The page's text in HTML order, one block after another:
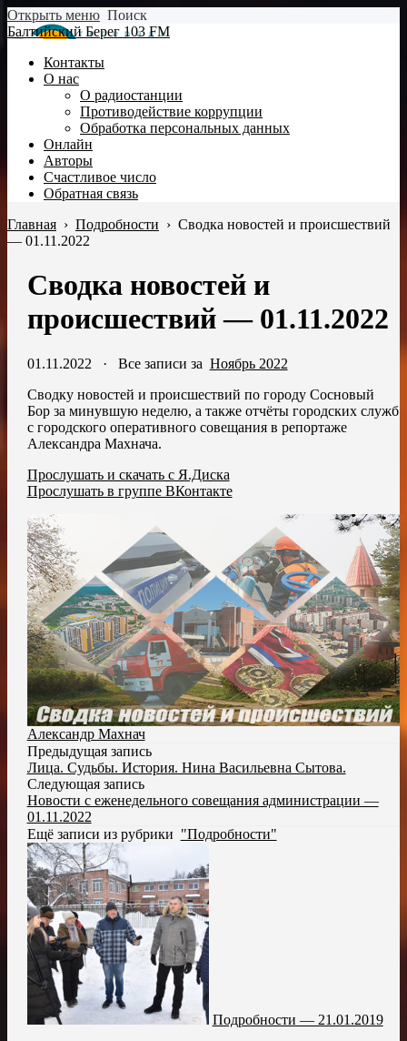
Открыть меню Поиск
Балтийский Берег 103 FM
Контакты
О нас
О радиостанции
Противодействие коррупции
Обработка персональных данных
Онлайн
Авторы
Счастливое число
Обратная связь
Главная › Подробности › Сводка новостей и происшествий
— 01.11.2022
Сводка новостей и
происшествий — 01.11.2022
01.11.2022 · Все записи за Ноябрь 2022
Сводку новостей и происшествий по городу Сосновый
Бор за минувшую неделю, а также отчёты городских служб
с городского оперативного совещания в репортаже
Александра Махнача.
Прослушать и скачать с Я.Диска
Прослушать в группе ВКонтакте
Александр Махнач
Предыдущая запись
Лица. Судьбы. История. Нина Васильевна Сытова.
Следующая запись
Новости с еженедельного совещания администрации —
01.11.2022
Ещё записи из рубрики "Подробности"
Подробности — 21.01.2019